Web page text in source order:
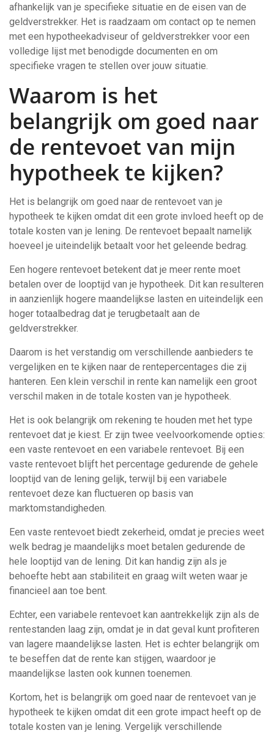
afhankelijk van je specifieke situatie en de eisen van de
geldverstrekker. Het is raadzaam om contact op te nemen
met een hypotheekadviseur of geldverstrekker voor een
volledige lijst met benodigde documenten en om
specifieke vragen te stellen over jouw situatie.
Waarom is het
belangrijk om goed naar
de rentevoet van mijn
hypotheek te kijken?
Het is belangrijk om goed naar de rentevoet van je
hypotheek te kijken omdat dit een grote invloed heeft op de
totale kosten van je lening. De rentevoet bepaalt namelijk
hoeveel je uiteindelijk betaalt voor het geleende bedrag.
Een hogere rentevoet betekent dat je meer rente moet
betalen over de looptijd van je hypotheek. Dit kan resulteren
in aanzienlijk hogere maandelijkse lasten en uiteindelijk een
hoger totaalbedrag dat je terugbetaalt aan de
geldverstrekker.
Daarom is het verstandig om verschillende aanbieders te
vergelijken en te kijken naar de rentepercentages die zij
hanteren. Een klein verschil in rente kan namelijk een groot
verschil maken in de totale kosten van je hypotheek.
Het is ook belangrijk om rekening te houden met het type
rentevoet dat je kiest. Er zijn twee veelvoorkomende opties:
een vaste rentevoet en een variabele rentevoet. Bij een
vaste rentevoet blijft het percentage gedurende de gehele
looptijd van de lening gelijk, terwijl bij een variabele
rentevoet deze kan fluctueren op basis van
marktomstandigheden.
Een vaste rentevoet biedt zekerheid, omdat je precies weet
welk bedrag je maandelijks moet betalen gedurende de
hele looptijd van de lening. Dit kan handig zijn als je
behoefte hebt aan stabiliteit en graag wilt weten waar je
financieel aan toe bent.
Echter, een variabele rentevoet kan aantrekkelijk zijn als de
rentestanden laag zijn, omdat je in dat geval kunt profiteren
van lagere maandelijkse lasten. Het is echter belangrijk om
te beseffen dat de rente kan stijgen, waardoor je
maandelijkse lasten ook kunnen toenemen.
Kortom, het is belangrijk om goed naar de rentevoet van je
hypotheek te kijken omdat dit een grote impact heeft op de
totale kosten van je lening. Vergelijk verschillende